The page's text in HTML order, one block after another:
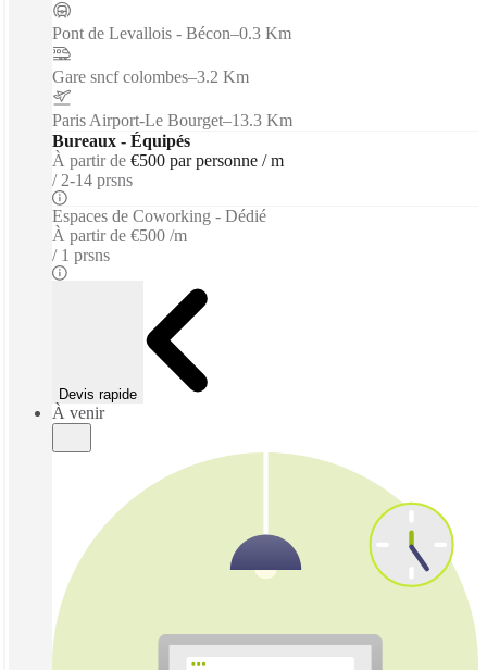
Pont de Levallois - Bécon–0.3 Km
Gare sncf colombes–3.2 Km
Paris Airport-Le Bourget–13.3 Km
Bureaux - Équipés
À partir de €500 par personne / m
2-14 prsns
Espaces de Coworking - Dédié
À partir de €500 /m
1 prsns
Devis rapide
À venir